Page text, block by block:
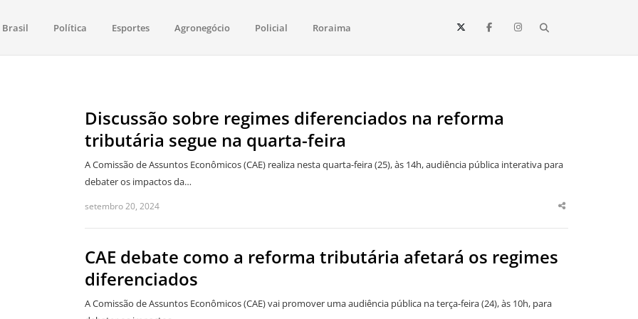
saúde, esportes, economia e os principais acontecimentos de Boa Vista e todo o estado de Roraima. Fique sempre informado
Brasil Política Esportes Agronegócio Policial Roraima
Discussão sobre regimes diferenciados na reforma
tributária segue na quarta-feira
A Comissão de Assuntos Econômicos (CAE) realiza nesta quarta-feira (25), às 14h, audiência pública interativa para
debater os impactos da…
setembro 20, 2024
Share
CAE debate como a reforma tributária afetará os regimes
diferenciados
A Comissão de Assuntos Econômicos (CAE) vai promover uma audiência pública na terça-feira (24), às 10h, para